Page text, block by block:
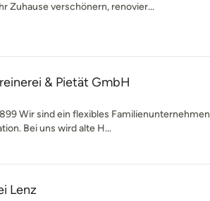
Zuhause verschönern, renovier...
& Pietät GmbH
Wir sind ein flexibles Familienunternehmen
Bei uns wird alte H...
Lenz